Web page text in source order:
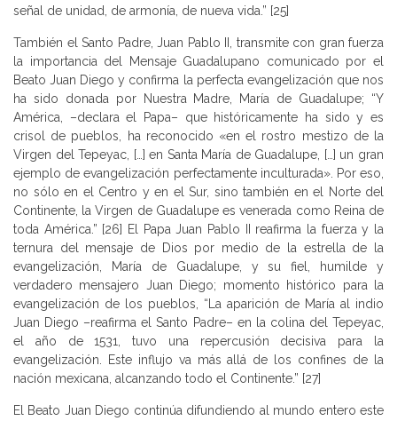
señal de unidad, de armonía, de nueva vida.” [25]
También el Santo Padre, Juan Pablo II, transmite con gran fuerza
la importancia del Mensaje Guadalupano comunicado por el
Beato Juan Diego y confirma la perfecta evangelización que nos
ha sido donada por Nuestra Madre, María de Guadalupe; “Y
América, –declara el Papa– que históricamente ha sido y es
crisol de pueblos, ha reconocido «en el rostro mestizo de la
Virgen del Tepeyac, […] en Santa María de Guadalupe, […] un gran
ejemplo de evangelización perfectamente inculturada». Por eso,
no sólo en el Centro y en el Sur, sino también en el Norte del
Continente, la Virgen de Guadalupe es venerada como Reina de
toda América.” [26] El Papa Juan Pablo II reafirma la fuerza y la
ternura del mensaje de Dios por medio de la estrella de la
evangelización, María de Guadalupe, y su fiel, humilde y
verdadero mensajero Juan Diego; momento histórico para la
evangelización de los pueblos, “La aparición de María al indio
Juan Diego –reafirma el Santo Padre– en la colina del Tepeyac,
el año de 1531, tuvo una repercusión decisiva para la
evangelización. Este influjo va más allá de los confines de la
nación mexicana, alcanzando todo el Continente.” [27]
El Beato Juan Diego continúa difundiendo al mundo entero este